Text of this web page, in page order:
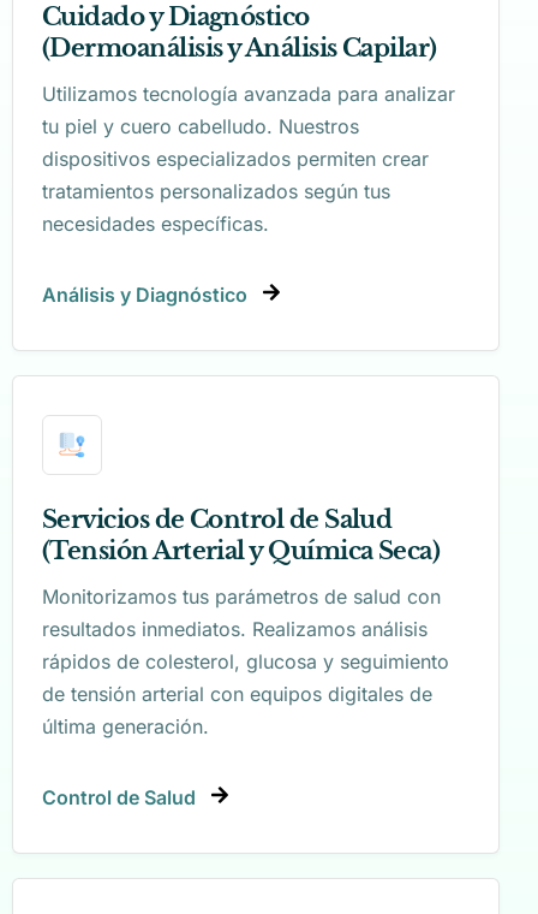
Cuidado y Diagnóstico
(Dermoanálisis y Análisis Capilar)
Utilizamos tecnología avanzada para analizar
tu piel y cuero cabelludo. Nuestros
dispositivos especializados permiten crear
tratamientos personalizados según tus
necesidades específicas.
Análisis y Diagnóstico
Servicios de Control de Salud
(Tensión Arterial y Química Seca)
Monitorizamos tus parámetros de salud con
resultados inmediatos. Realizamos análisis
rápidos de colesterol, glucosa y seguimiento
de tensión arterial con equipos digitales de
última generación.
Control de Salud